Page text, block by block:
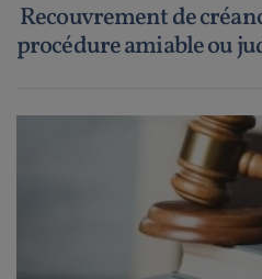
Recouvrement de
procédure amiable ou